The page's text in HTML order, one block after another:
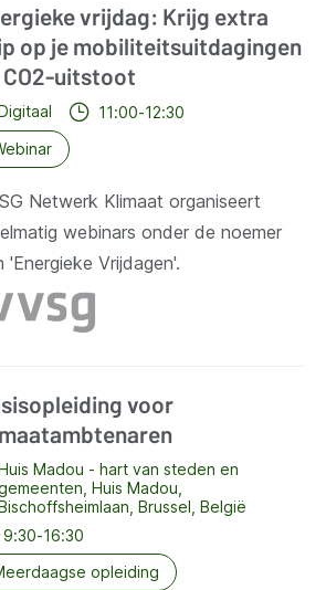
vrijdag: Krijg extra
op je mobiliteitsuitdagingen
CO2-uitstoot
11:00-12:30
Netwerk Klimaat organiseert
webinars onder de noemer
'Energieke Vrijdagen'.
voor
Madou - hart van steden en
Huis Madou,
Brussel, België
9:30-16:30
opleiding